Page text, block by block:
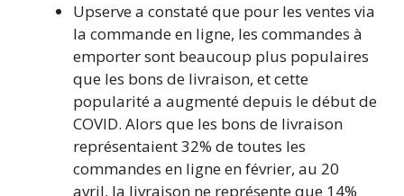
Upserve a constaté que pour les ventes via
la commande en ligne, les commandes à
emporter sont beaucoup plus populaires
que les bons de livraison, et cette
popularité a augmenté depuis le début de
COVID. Alors que les bons de livraison
représentaient 32% de toutes les
commandes en ligne en février, au 20
avril, la livraison ne représente que 14%